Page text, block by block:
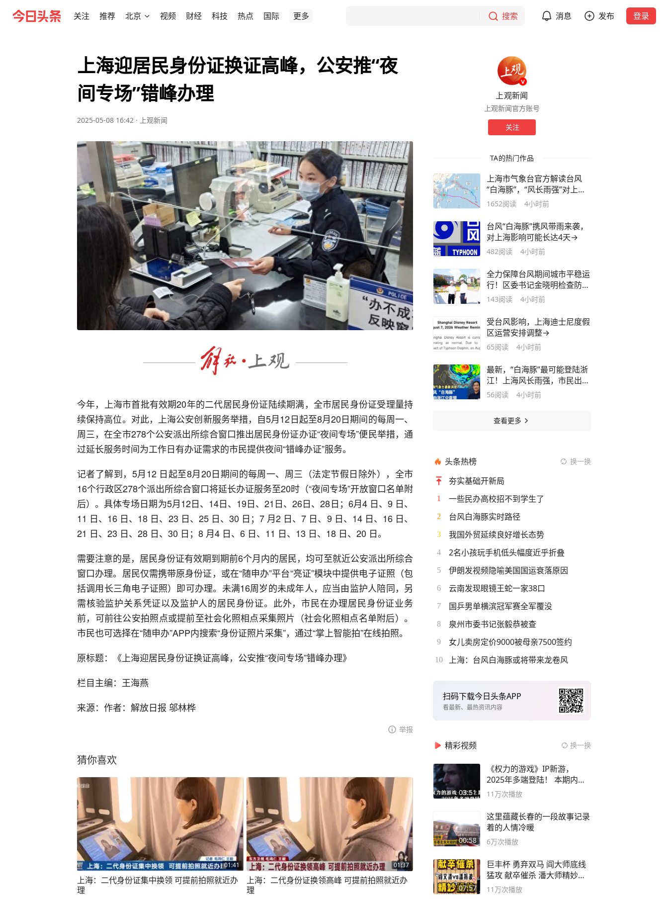
关注 推荐 北京 视频 财经 科技 热点 国际 更多 搜索 消息 发布 登录
上海迎居民身份证换证高峰，公安推“夜
间专场”错峰办理
2025-05-08 16:42 · 上观新闻
今年，上海市首批有效期20年的二代居民身份证陆续期满，全市居民身份证受理量持
续保持高位。对此，上海公安创新服务举措，自5月12日起至8月20日期间的每周一、
周三，在全市278个公安派出所综合窗口推出居民身份证办证“夜间专场”便民举措，通
过延长服务时间为工作日有办证需求的市民提供夜间“错峰办证”服务。
记者了解到，5月12 日起至8月20日期间的每周一、周三（法定节假日除外），全市
16个行政区278个派出所综合窗口将延长办证服务至20时（“夜间专场”开放窗口名单附
后）。具体专场日期为5月12日、14日、19日、21日、26日、28日；6月4 日、9 日、
11 日、16 日、18 日、23 日、25 日、30 日；7 月2 日、7 日、9 日、14 日、16 日、
21 日、23 日、28 日、30 日；8 月4 日、6 日、11 日、13 日、18 日、20 日。
需要注意的是，居民身份证有效期到期前6个月内的居民，均可至就近公安派出所综合
窗口办理。居民仅需携带原身份证，或在“随申办”平台“亮证”模块中提供电子证照（包
括调用长三角电子证照）即可办理。未满16周岁的未成年人，应当由监护人陪同，另
需核验监护关系凭证以及监护人的居民身份证。此外，市民在办理居民身份证业务
前，可前往公安拍照点或提前至社会化照相点采集照片（社会化照相点名单附后）。
市民也可选择在“随申办”APP内搜索“身份证照片采集”，通过“掌上智能拍”在线拍照。
原标题：《上海迎居民身份证换证高峰，公安推“夜间专场”错峰办理》
栏目主编：王海燕
来源：作者：解放日报 邬林桦
举报
猜你喜欢
01:41
上海：二代身份证集中换领 可提前拍照就近办
理
01:37
上海：二代身份证换领高峰 可提前拍照就近办
理
上观新闻
上观新闻官方账号
关注
TA的热门作品
上海市气象台官方解读台风
“白海豚”，“风长雨强”对上海
的影响可能长达4天
1652阅读 4小时前
台风“白海豚”携风带雨来袭，
对上海影响可能长达4天→
482阅读 4小时前
全力保障台风期间城市平稳运
行！区委书记金晓明检查防汛
防台工作
143阅读 4小时前
受台风影响，上海迪士尼度假
区运营安排调整→
65阅读 4小时前
最新，“白海豚”最可能登陆浙
江！上海风长雨强，市民出行
注意安全！
56阅读 4小时前
查看更多
头条热榜 换一换
夯实基础开新局
1 一些民办高校招不到学生了
2 台风白海豚实时路径
3 我国外贸延续良好增长态势
4 2名小孩玩手机低头幅度近乎折叠
5 伊朗发视频隐喻美国国运衰落原因
6 云南发现眼镜王蛇一家38口
7 国乒男单横滨冠军赛全军覆没
8 泉州市委书记张毅恭被查
9 女儿卖房定价9000被母亲7500签约
10 上海：台风白海豚或将带来龙卷风
扫码下载今日头条APP
看最新、最热资讯内容
精彩视频 换一换
03:51
《权力的游戏》IP新游，
2025年多端登陆！ 本期内容
概要
11万次播放
00:58
这里蕴藏长春的一段故事记录
着的人情冷暖
6万次播放
07:57
巨丰杯 勇弃双马 阎大师底线
猛攻 献卒催杀 潘大师精妙入
局
11万次播放